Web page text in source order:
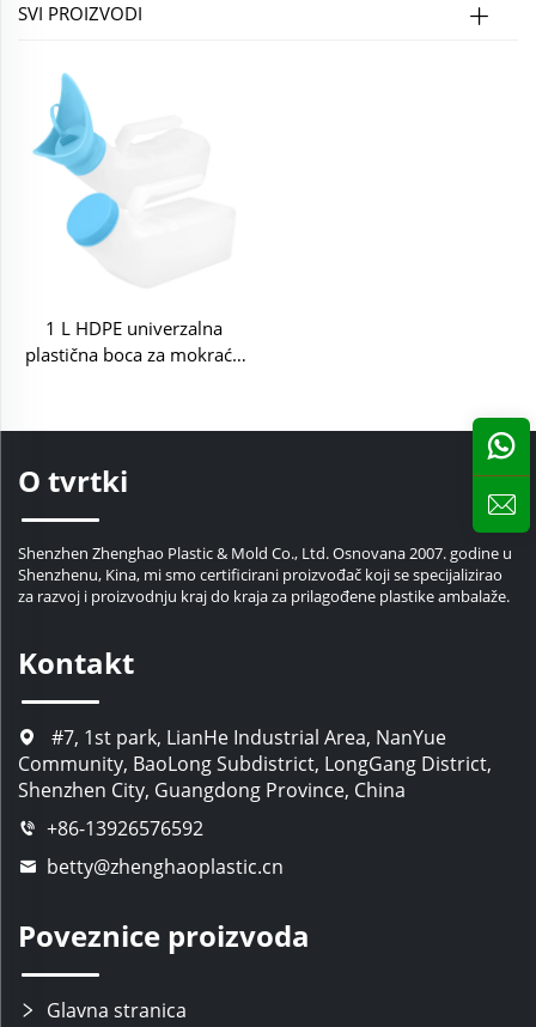
SVI PROIZVODI
1 L HDPE univerzalna
plastična boca za mokraću
O tvrtki
Shenzhen Zhenghao Plastic & Mold Co., Ltd. Osnovana 2007. godine u
Shenzhenu, Kina, mi smo certificirani proizvođač koji se specijalizirao
za razvoj i proizvodnju kraj do kraja za prilagođene plastike ambalaže.
Kontakt
#7, 1st park, LianHe Industrial Area, NanYue
Community, BaoLong Subdistrict, LongGang District,
Shenzhen City, Guangdong Province, China
+86-13926576592
betty@zhenghaoplastic.cn
Poveznice proizvoda
Glavna stranica